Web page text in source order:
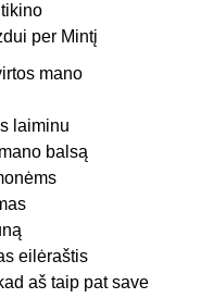
per Mintį
mano
laiminu
balsą
eilėraštis
aš taip pat save